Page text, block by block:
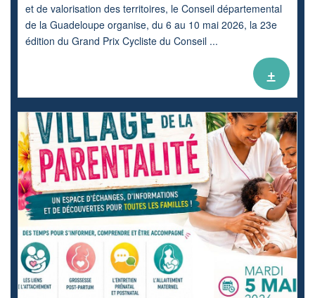
et de valorisation des territoires, le Conseil départemental
de la Guadeloupe organise, du 6 au 10 mai 2026, la 23e
édition du Grand Prix Cycliste du Conseil ...
+